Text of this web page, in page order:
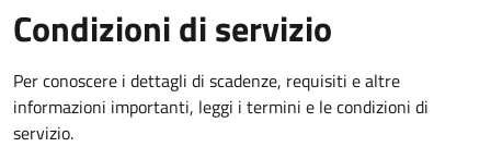
Condizioni di servizio
Per conoscere i dettagli di scadenze, requisiti e altre
informazioni importanti, leggi i termini e le condizioni di
servizio.